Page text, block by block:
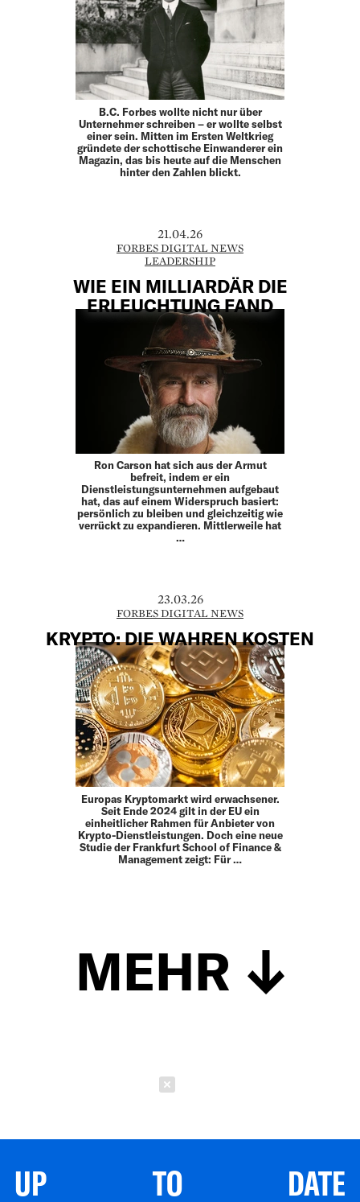
B.C. Forbes wollte nicht nur über
Unternehmer schreiben – er wollte selbst
einer sein. Mitten im Ersten Weltkrieg
gründete der schottische Einwanderer ein
Magazin, das bis heute auf die Menschen
hinter den Zahlen blickt.
21.04.26
FORBES DIGITAL NEWS
LEADERSHIP
WIE EIN MILLIARDÄR DIE
ERLEUCHTUNG FAND
Ron Carson hat sich aus der Armut
befreit, indem er ein
Dienstleistungsunternehmen aufgebaut
hat, das auf einem Widerspruch basiert:
persönlich zu bleiben und gleichzeitig wie
verrückt zu expandieren. Mittlerweile hat
…
23.03.26
FORBES DIGITAL NEWS
KRYPTO: DIE WAHREN KOSTEN
Europas Kryptomarkt wird erwachsener.
Seit Ende 2024 gilt in der EU ein
einheitlicher Rahmen für Anbieter von
Krypto-Dienstleistungen. Doch eine neue
Studie der Frankfurt School of Finance &
Management zeigt: Für …
MEHR
UP TO DATE